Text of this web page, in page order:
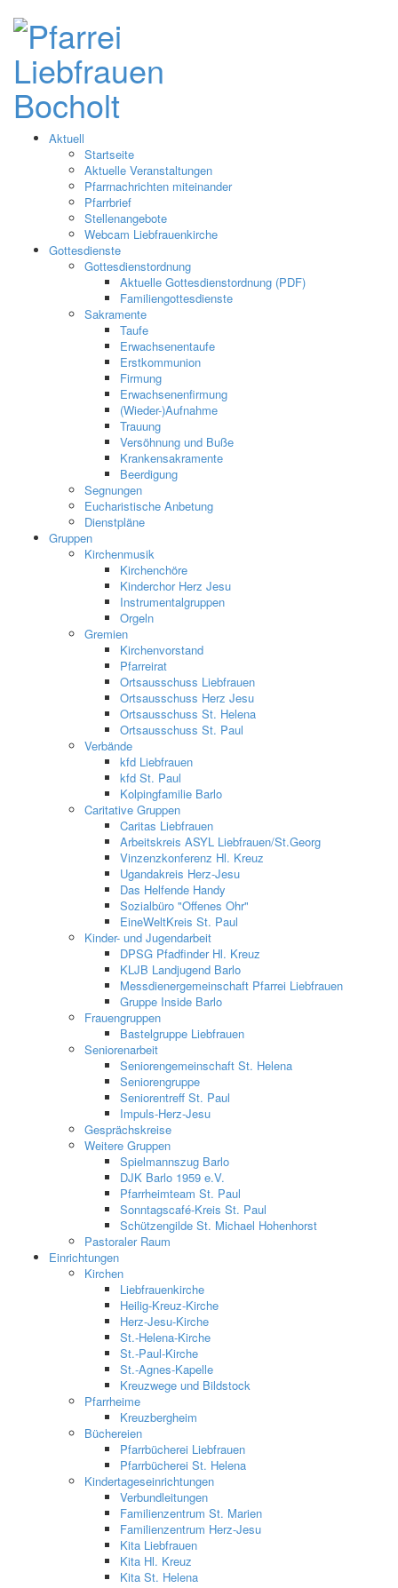
Aktuell
Startseite
Aktuelle Veranstaltungen
Pfarrnachrichten miteinander
Pfarrbrief
Stellenangebote
Webcam Liebfrauenkirche
Gottesdienste
Gottesdienstordnung
Aktuelle Gottesdienstordnung (PDF)
Familiengottesdienste
Sakramente
Taufe
Erwachsenentaufe
Erstkommunion
Firmung
Erwachsenenfirmung
(Wieder-)Aufnahme
Trauung
Versöhnung und Buße
Krankensakramente
Beerdigung
Segnungen
Eucharistische Anbetung
Dienstpläne
Gruppen
Kirchenmusik
Kirchenchöre
Kinderchor Herz Jesu
Instrumentalgruppen
Orgeln
Gremien
Kirchenvorstand
Pfarreirat
Ortsausschuss Liebfrauen
Ortsausschuss Herz Jesu
Ortsausschuss St. Helena
Ortsausschuss St. Paul
Verbände
kfd Liebfrauen
kfd St. Paul
Kolpingfamilie Barlo
Caritative Gruppen
Caritas Liebfrauen
Arbeitskreis ASYL Liebfrauen/St.Georg
Vinzenzkonferenz Hl. Kreuz
Ugandakreis Herz-Jesu
Das Helfende Handy
Sozialbüro "Offenes Ohr"
EineWeltKreis St. Paul
Kinder- und Jugendarbeit
DPSG Pfadfinder Hl. Kreuz
KLJB Landjugend Barlo
Messdienergemeinschaft Pfarrei Liebfrauen
Gruppe Inside Barlo
Frauengruppen
Bastelgruppe Liebfrauen
Seniorenarbeit
Seniorengemeinschaft St. Helena
Seniorengruppe
Seniorentreff St. Paul
Impuls-Herz-Jesu
Gesprächskreise
Weitere Gruppen
Spielmannszug Barlo
DJK Barlo 1959 e.V.
Pfarrheimteam St. Paul
Sonntagscafé-Kreis St. Paul
Schützengilde St. Michael Hohenhorst
Pastoraler Raum
Einrichtungen
Kirchen
Liebfrauenkirche
Heilig-Kreuz-Kirche
Herz-Jesu-Kirche
St.-Helena-Kirche
St.-Paul-Kirche
St.-Agnes-Kapelle
Kreuzwege und Bildstock
Pfarrheime
Kreuzbergheim
Büchereien
Pfarrbücherei Liebfrauen
Pfarrbücherei St. Helena
Kindertageseinrichtungen
Verbundleitungen
Familienzentrum St. Marien
Familienzentrum Herz-Jesu
Kita Liebfrauen
Kita Hl. Kreuz
Kita St. Helena